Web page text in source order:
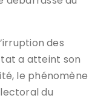
des
a atteint son
le phénomène
du